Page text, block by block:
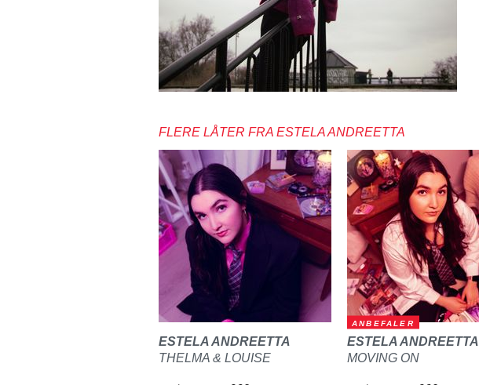
FLERE LÅTER FRA ESTELA ANDREETTA
ESTELA ANDREETTA
THELMA & LOUISE
ANBEFALER
ESTELA ANDREETTA
MOVING ON